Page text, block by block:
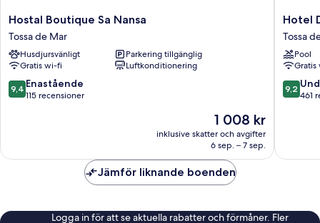
Hostal
Boutique
Sa
Nansa
Tossa
de
Mar
Hostal Boutique Sa Nansa
Tossa de Mar
Husdjursvänligt
Parkering tillgänglig
Gratis wi-fi
Luftkonditionering
9.4
av
9,4 Enastående
115 recensioner
Priset
är
1 008 kr
1 008 kr
inklusive skatter och avgifter
6 sep. – 7 sep.
Hotel
Delfín
Tossa
de
Mar
Hotel
Tossa
Pool
9.2
av
9,2
461
Jämför liknande boenden
Logga in för att se aktuella rabatter och förmåner. Fler